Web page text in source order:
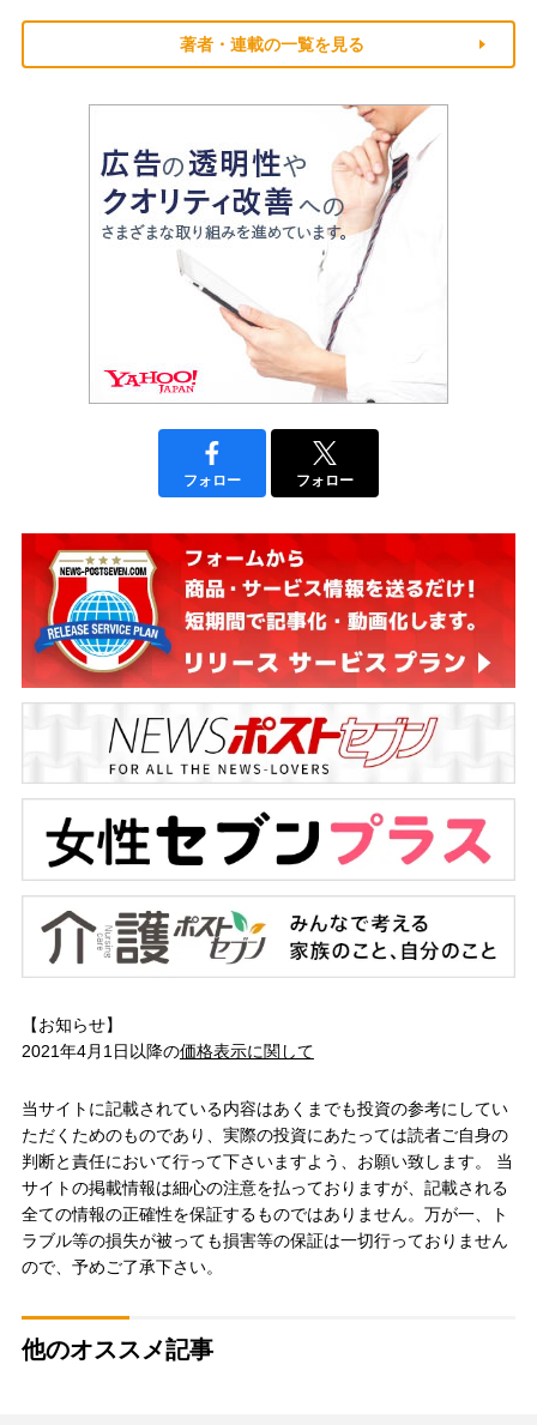
著者・連載の一覧を見る
フォロー フォロー
【お知らせ】
2021年4月1日以降の価格表示に関して
当サイトに記載されている内容はあくまでも投資の参考にしてい
ただくためのものであり、実際の投資にあたっては読者ご自身の
判断と責任において行って下さいますよう、お願い致します。 当
サイトの掲載情報は細心の注意を払っておりますが、記載される
全ての情報の正確性を保証するものではありません。万が一、ト
ラブル等の損失が被っても損害等の保証は一切行っておりません
ので、予めご了承下さい。
他のオススメ記事